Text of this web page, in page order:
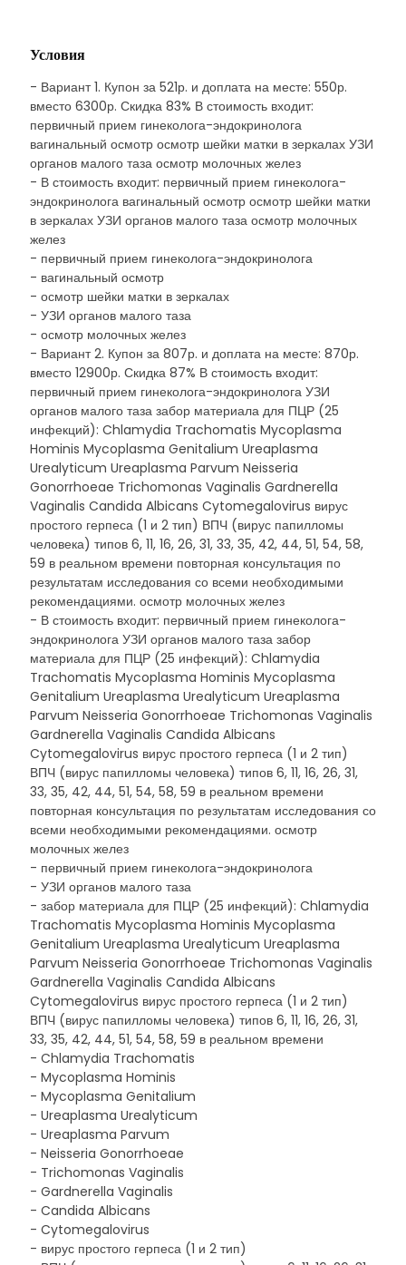
Условия
- Вариант 1. Купон за 521р. и доплата на месте: 550р.
вместо 6300р. Скидка 83% В стоимость входит:
первичный прием гинеколога-эндокринолога
вагинальный осмотр осмотр шейки матки в зеркалах УЗИ
органов малого таза осмотр молочных желез
- В стоимость входит: первичный прием гинеколога-
эндокринолога вагинальный осмотр осмотр шейки матки
в зеркалах УЗИ органов малого таза осмотр молочных
желез
- первичный прием гинеколога-эндокринолога
- вагинальный осмотр
- осмотр шейки матки в зеркалах
- УЗИ органов малого таза
- осмотр молочных желез
- Вариант 2. Купон за 807р. и доплата на месте: 870р.
вместо 12900р. Скидка 87% В стоимость входит:
первичный прием гинеколога-эндокринолога УЗИ
органов малого таза забор материала для ПЦР (25
инфекций): Chlamydia Trachomatis Mycoplasma
Hominis Mycoplasma Genitalium Ureaplasma
Urealyticum Ureaplasma Parvum Neisseria
Gonorrhoeae Trichomonas Vaginalis Gardnerella
Vaginalis Candida Albicans Cytomegalovirus вирус
простого герпеса (1 и 2 тип) ВПЧ (вирус папилломы
человека) типов 6, 11, 16, 26, 31, 33, 35, 42, 44, 51, 54, 58,
59 в реальном времени повторная консультация по
результатам исследования со всеми необходимыми
рекомендациями. осмотр молочных желез
- В стоимость входит: первичный прием гинеколога-
эндокринолога УЗИ органов малого таза забор
материала для ПЦР (25 инфекций): Chlamydia
Trachomatis Mycoplasma Hominis Mycoplasma
Genitalium Ureaplasma Urealyticum Ureaplasma
Parvum Neisseria Gonorrhoeae Trichomonas Vaginalis
Gardnerella Vaginalis Candida Albicans
Cytomegalovirus вирус простого герпеса (1 и 2 тип)
ВПЧ (вирус папилломы человека) типов 6, 11, 16, 26, 31,
33, 35, 42, 44, 51, 54, 58, 59 в реальном времени
повторная консультация по результатам исследования со
всеми необходимыми рекомендациями. осмотр
молочных желез
- первичный прием гинеколога-эндокринолога
- УЗИ органов малого таза
- забор материала для ПЦР (25 инфекций): Chlamydia
Trachomatis Mycoplasma Hominis Mycoplasma
Genitalium Ureaplasma Urealyticum Ureaplasma
Parvum Neisseria Gonorrhoeae Trichomonas Vaginalis
Gardnerella Vaginalis Candida Albicans
Cytomegalovirus вирус простого герпеса (1 и 2 тип)
ВПЧ (вирус папилломы человека) типов 6, 11, 16, 26, 31,
33, 35, 42, 44, 51, 54, 58, 59 в реальном времени
- Chlamydia Trachomatis
- Mycoplasma Hominis
- Mycoplasma Genitalium
- Ureaplasma Urealyticum
- Ureaplasma Parvum
- Neisseria Gonorrhoeae
- Trichomonas Vaginalis
- Gardnerella Vaginalis
- Candida Albicans
- Cytomegalovirus
- вирус простого герпеса (1 и 2 тип)